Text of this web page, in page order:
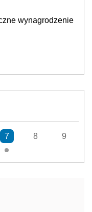
wynagrodzenie
7 8 9